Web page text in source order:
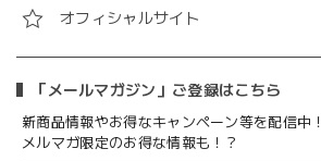
オフィシャルサイト
「メールマガジン」ご登録はこちら
新商品情報やお得なキャンペーン等を配信中！
メルマガ限定のお得な情報も！？